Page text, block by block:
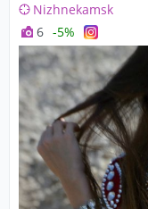
Nizhnekamsk
6 -5%